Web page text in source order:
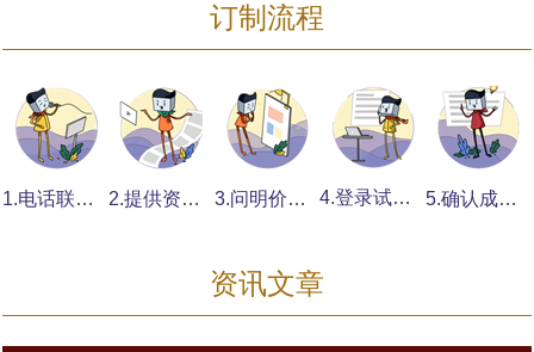
订制流程
1.电话联系说要求 2.提供资料发素材 3.问明价格付定金 4.登录试看提意见 5.确认成品付全费
资讯文章